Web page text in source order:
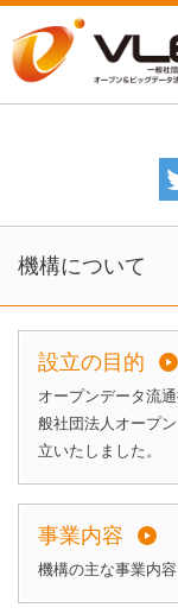
データガバナンス委員会
2020オープンデータシ
機構について
設立の目的
オープンデータ流
般社団法人オープ
立いたしました。
事業内容
機構の主な事業内容